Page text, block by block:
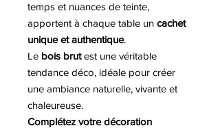
temps et nuances de teinte,
apportent à chaque table un cachet
unique et authentique.
Le bois brutest une véritable
tendance déco, idéale pour créer
une ambiance naturelle, vivante et
chaleureuse.
Complétez votre décoration